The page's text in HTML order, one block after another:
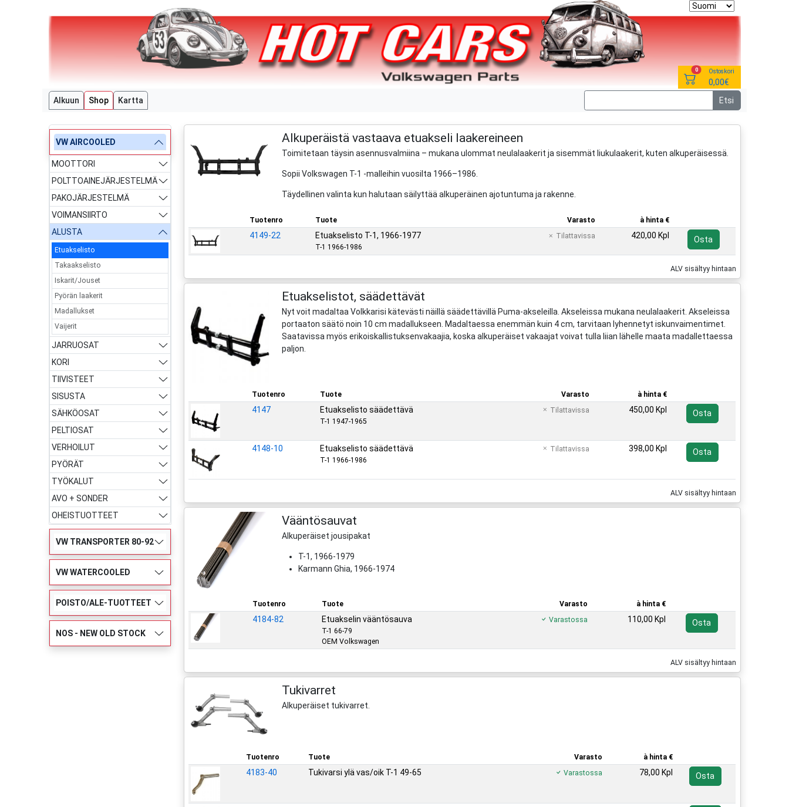
0 Ostoskori
0,00€
Alkuun
Shop Kartta
VW AIRCOOLED
MOOTTORI
POLTTOAINEJÄRJESTELMÄ
PAKOJÄRJESTELMÄ
VOIMANSIIRTO
ALUSTA
Etuakselisto
Takaakselisto
Iskarit/Jouset
Pyörän laakerit
Madallukset
Vaijerit
JARRUOSAT
KORI
TIIVISTEET
SISUSTA
SÄHKÖOSAT
PELTIOSAT
VERHOILUT
PYÖRÄT
TYÖKALUT
AVO + SONDER
OHEISTUOTTEET
VW TRANSPORTER 80-92
VW WATERCOOLED
POISTO/ALE-TUOTTEET
NOS - NEW OLD STOCK
Alkuperäistä vastaava etuakseli laakereineen
Toimitetaan täysin asennusvalmiina – mukana ulommat neulalaakerit ja sisemmät liukulaakerit, kuten alkuperäisessä.
Sopii Volkswagen T-1 -malleihin vuosilta 1966–1986.
Täydellinen valinta kun halutaan säilyttää alkuperäinen ajotuntuma ja rakenne.
Tuotenro Tuote Varasto à hinta €
4149-22 Etuakselisto T-1, 1966-1977
T-1 1966-1986
Tilattavissa 420,00 Kpl Osta
ALV sisältyy hintaan
Etuakselistot, säädettävät
Nyt voit madaltaa Volkkarisi kätevästi näillä säädettävillä Puma-akseleilla. Akseleissa mukana neulalaakerit. Akseleissa
portaaton säätö noin 10 cm madallukseen. Madaltaessa enemmän kuin 4 cm, tarvitaan lyhennetyt iskunvaimentimet.
Saatavissa myös erikoiskallistuksenvakaajia, koska alkuperäiset vakaajat voivat tulla liian lähelle maata madallettaessa
paljon.
Tuotenro Tuote Varasto à hinta €
4147 Etuakselisto säädettävä
T-1 1947-1965
Tilattavissa 450,00 Kpl Osta
4148-10 Etuakselisto säädettävä
T-1 1966-1986
Tilattavissa 398,00 Kpl Osta
ALV sisältyy hintaan
Vääntösauvat
Alkuperäiset jousipakat
T-1, 1966-1979
Karmann Ghia, 1966-1974
Tuotenro Tuote Varasto à hinta €
4184-82 Etuakselin vääntösauva
T-1 66-79
OEM Volkswagen
Varastossa 110,00 Kpl Osta
ALV sisältyy hintaan
Tukivarret
Alkuperäiset tukivarret.
Tuotenro Tuote Varasto à hinta €
4183-40 Tukivarsi ylä vas/oik T-1 49-65 Varastossa 78,00 Kpl Osta